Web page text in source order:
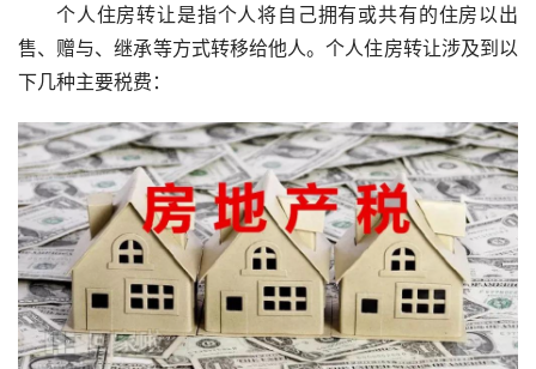
个人住房转让是指个人将自己拥有或共有的住房以出
售、赠与、继承等方式转移给他人。个人住房转让涉及到以
下几种主要税费：